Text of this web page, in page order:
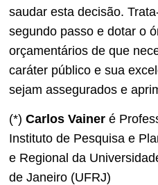
saudar esta decisão.
segundo passo e dotar o
orçamentários de que
caráter público e sua
sejam assegurados e
(*) Carlos Vainer é
Instituto de Pesquisa e
e Regional da
de Janeiro (UFRJ)